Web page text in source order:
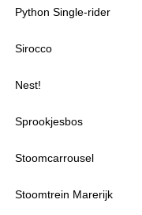
Python Single-rider
Sirocco
Nest!
Sprookjesbos
Stoomcarrousel
Stoomtrein Marerijk